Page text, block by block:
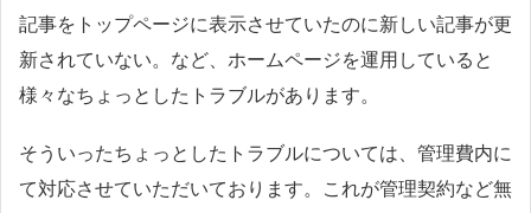
記事をトップページに表示させていたのに新しい記事が更
新されていない。など、ホームページを運用していると
様々なちょっとしたトラブルがあります。
そういったちょっとしたトラブルについては、管理費内に
て対応させていただいております。これが管理契約など無